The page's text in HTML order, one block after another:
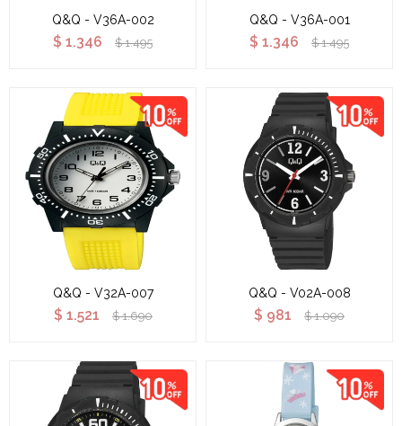
Q&Q - V36A-002
$ 1.346 $ 1.495
Q&Q - V36A-001
$ 1.346 $ 1.495
Q&Q - V32A-007
$ 1.521 $ 1.690
Q&Q - V02A-008
$ 981 $ 1.090